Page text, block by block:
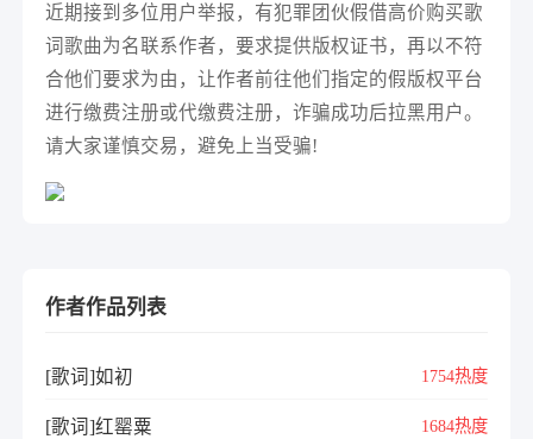
近期接到多位用户举报，有犯罪团伙假借高价购买歌
词歌曲为名联系作者，要求提供版权证书，再以不符
合他们要求为由，让作者前往他们指定的假版权平台
进行缴费注册或代缴费注册，诈骗成功后拉黑用户。
请大家谨慎交易，避免上当受骗!
作者作品列表
[歌词]如初 1754热度
[歌词]红罂粟 1684热度